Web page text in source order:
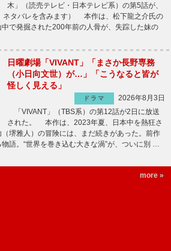
木」（読売テレビ・日本テレビ系）の第5話が、
ネタバレを含みます） 本作は、松下龍之介氏の
で発掘された200年前の人骨が、失踪した妹の
日曜劇場「VIVANT」「まさか長野専務
（小日向文世）が…」「こうなると皆が
怪しく見える」
ドラマ
2026年8月3日
「VIVANT」（TBS系）の第12話が2日に放送
された。 本作は、2023年夏、日本中を熱狂さ
堺雅人）の冒険には、まだ続きがあった。前作
語。“世界を巻き込む大きな渦”が、ついに別 …
more »